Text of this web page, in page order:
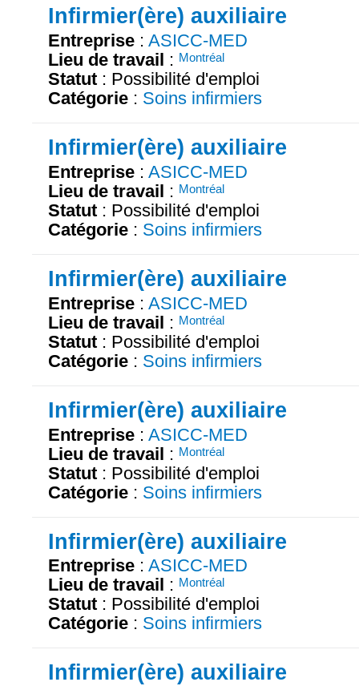
Infirmier(ère) auxiliaire
Entreprise : ASICC-MED
Lieu de travail : Montréal
Statut : Possibilité d'emploi
Catégorie : Soins infirmiers
Infirmier(ère) auxiliaire
Entreprise : ASICC-MED
Lieu de travail : Montréal
Statut : Possibilité d'emploi
Catégorie : Soins infirmiers
Infirmier(ère) auxiliaire
Entreprise : ASICC-MED
Lieu de travail : Montréal
Statut : Possibilité d'emploi
Catégorie : Soins infirmiers
Infirmier(ère) auxiliaire
Entreprise : ASICC-MED
Lieu de travail : Montréal
Statut : Possibilité d'emploi
Catégorie : Soins infirmiers
Infirmier(ère) auxiliaire
Entreprise : ASICC-MED
Lieu de travail : Montréal
Statut : Possibilité d'emploi
Catégorie : Soins infirmiers
Infirmier(ère) auxiliaire